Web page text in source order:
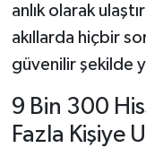
anlık olarak
akıllarda hiçbir
güvenilir şekilde
9 Bin 300
Fazla Kişiye